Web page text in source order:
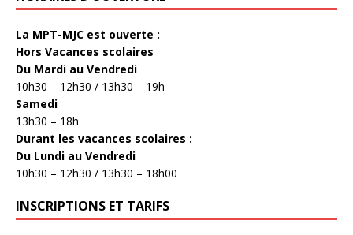
La MPT-MJC est ouverte :
Hors Vacances scolaires
Du Mardi au Vendredi
10h30 – 12h30 / 13h30 – 19h
Samedi
13h30 – 18h
Durant les vacances scolaires :
Du Lundi au Vendredi
10h30 – 12h30 / 13h30 – 18h00
INSCRIPTIONS ET TARIFS